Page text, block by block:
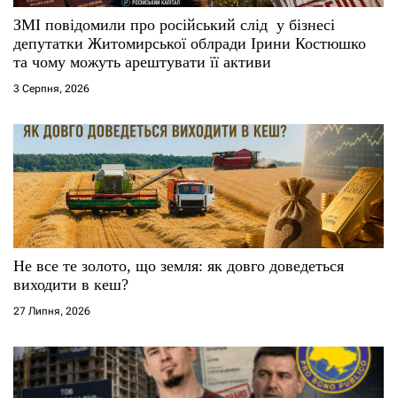
и
с
і
в
ЗМІ повідомили про російський слід у бізнесі
депутатки Житомирської облради Ірини Костюшко
та чому можуть арештувати її активи
3 Серпня, 2026
Не все те золото, що земля: як довго доведеться
виходити в кеш?
27 Липня, 2026